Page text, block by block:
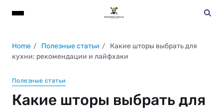
Home Полезные статьи
Какие шторы выбрать для
кухни: рекомендации и лайфхаки
Полезные статьи
Какие шторы выбрать для